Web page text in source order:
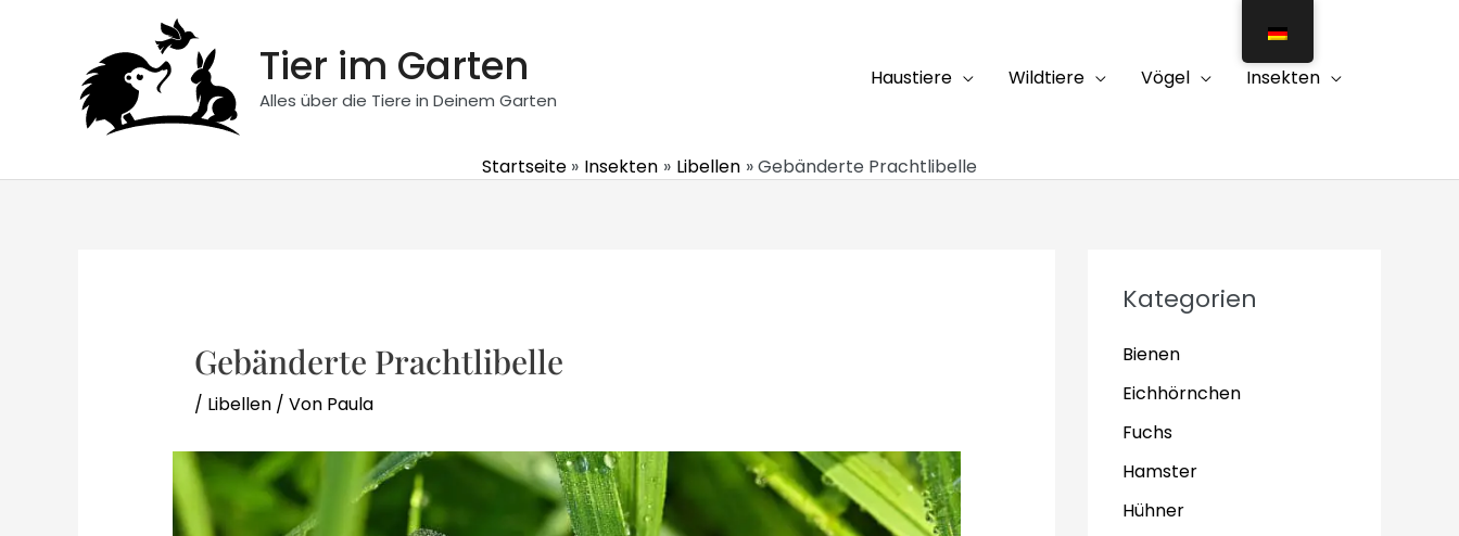
Tier im Garten
Alles über die Tiere in Deinem Garten
Haustiere Wildtiere Vögel Insekten
Startseite Insekten Libellen Gebänderte Prachtlibelle
Gebänderte Prachtlibelle
/ Libellen/ Von Paula
Kategorien
Bienen
Eichhörnchen
Fuchs
Hamster
Hühner